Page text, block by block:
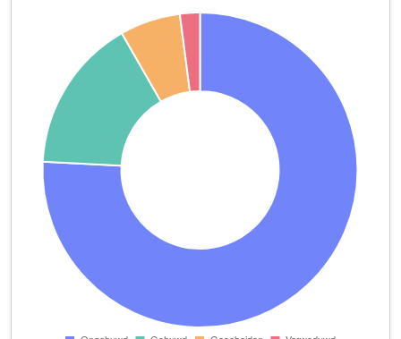
Café "De Bonte Koe"
Hooglandsekerk-Choorsteeg 13
Carolien Devilee
Nieuwstraat 57
Chinees Restaurant Kwang Tung
Beestenmarkt 9
Dagobert Industries
Oude Vest 87
De Uyl van Hoogland B.V.